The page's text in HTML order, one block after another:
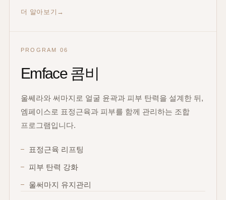
더 알아보기
PROGRAM 06
Emface 콤비
울쎄라와 써마지로 얼굴 윤곽과 피부 탄력을 설계한 뒤,
엠페이스로 표정근육과 피부를 함께 관리하는 조합
프로그램입니다.
표정근육 리프팅
피부 탄력 강화
울써마지 유지관리